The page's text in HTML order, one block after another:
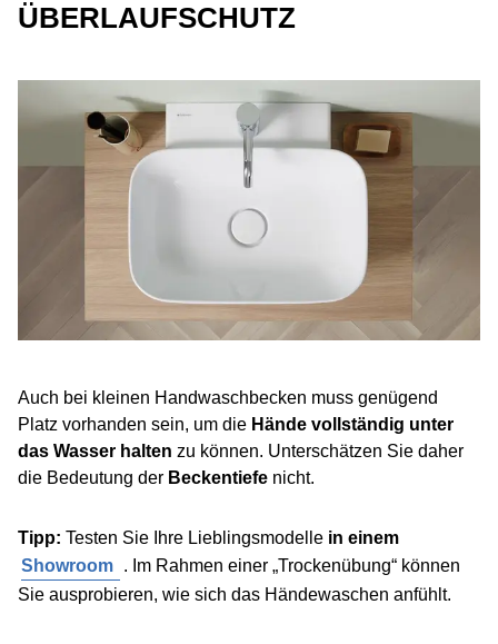
ÜBERLAUFSCHUTZ
Auch bei kleinen Handwaschbecken muss genügend
Platz vorhanden sein, um die Hände vollständig unter
das Wasser halten zu können. Unterschätzen Sie daher
die Bedeutung der Beckentiefe nicht.
Tipp: Testen Sie Ihre Lieblingsmodelle in einem
Showroom . Im Rahmen einer „Trockenübung“ können
Sie ausprobieren, wie sich das Händewaschen anfühlt.